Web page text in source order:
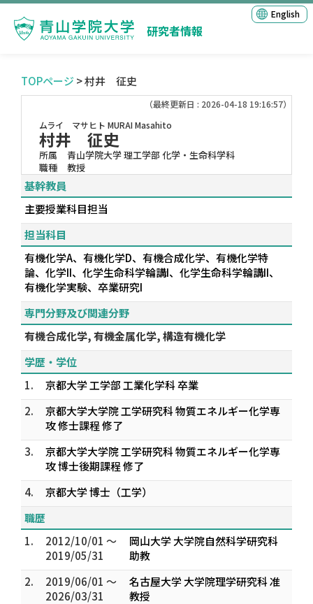
研究者情報
English
TOPページ > 村井 征史
（最終更新日 : 2026-04-18 19:16:57）
ムライ マサヒト MURAI Masahito
村井 征史
所属
青山学院大学 理工学部 化学・生命科学科
職種
教授
基幹教員
主要授業科目担当
担当科目
有機化学A、有機化学D、有機合成化学、有機化学特
論、化学II、化学生命科学輪講I、化学生命科学輪講II、
有機化学実験、卒業研究I
専門分野及び関連分野
有機合成化学, 有機金属化学, 構造有機化学
学歴・学位
1.
京都大学 工学部 工業化学科 卒業
2.
京都大学大学院 工学研究科 物質エネルギー化学専
攻 修士課程 修了
3.
京都大学大学院 工学研究科 物質エネルギー化学専
攻 博士後期課程 修了
4.
京都大学 博士（工学）
職歴
1.
2012/10/01 ～
2019/05/31
岡山大学 大学院自然科学研究科
助教
2.
2019/06/01 ～
2026/03/31
名古屋大学 大学院理学研究科 准
教授